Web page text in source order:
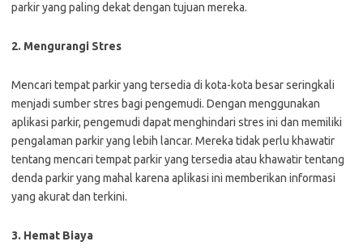
parkir yang paling dekat dengan tujuan mereka.
2. Mengurangi Stres
Mencari tempat parkir yang tersedia di kota-kota besar seringkali
menjadi sumber stres bagi pengemudi. Dengan menggunakan
aplikasi parkir, pengemudi dapat menghindari stres ini dan memiliki
pengalaman parkir yang lebih lancar. Mereka tidak perlu khawatir
tentang mencari tempat parkir yang tersedia atau khawatir tentang
denda parkir yang mahal karena aplikasi ini memberikan informasi
yang akurat dan terkini.
3. Hemat Biaya